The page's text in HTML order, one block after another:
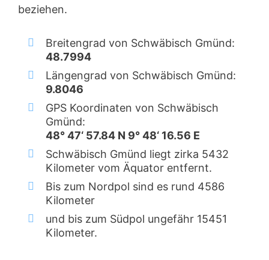
beziehen.
Breitengrad von Schwäbisch Gmünd:
48.7994
Längengrad von Schwäbisch Gmünd:
9.8046
GPS Koordinaten von Schwäbisch
Gmünd:
48° 47‘ 57.84 N 9° 48‘ 16.56 E
Schwäbisch Gmünd liegt zirka 5432
Kilometer vom Äquator entfernt.
Bis zum Nordpol sind es rund 4586
Kilometer
und bis zum Südpol ungefähr 15451
Kilometer.